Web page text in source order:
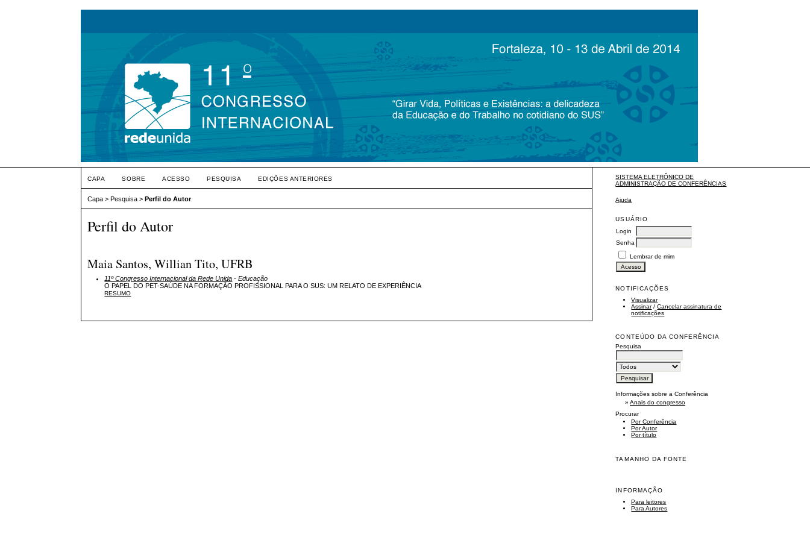
SISTEMA ELETRÔNICO DE
ADMINISTRAÇÃO DE CONFERÊNCIAS
Ajuda
USUÁRIO
Login
Senha
Lembrar de mim
NOTIFICAÇÕES
Visualizar
Assinar/Cancelar assinatura de
notificações
CONTEÚDO DA CONFERÊNCIA
Pesquisa
Informações sobre a Conferência
»Anais do congresso
Procurar
Por Conferência
Por Autor
Por título
TAMANHO DA FONTE
INFORMAÇÃO
Para leitores
Para Autores
CAPA SOBRE ACESSO PESQUISA EDIÇÕES ANTERIORES
Capa >Pesquisa >Perfil do Autor
Perfil do Autor
Maia Santos, Willian Tito, UFRB
11º Congresso Internacional da Rede Unida - Educação
O PAPEL DO PET-SAÚDE NA FORMAÇÃO PROFISSIONAL PARA O SUS: UM RELATO DE EXPERIÊNCIA
RESUMO